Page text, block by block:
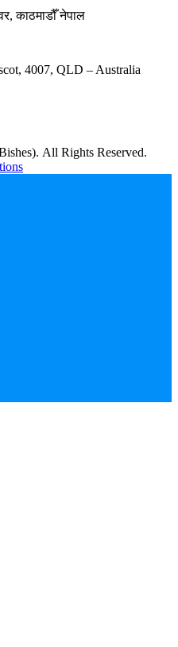
काठमाडौँ नेपाल
4007, QLD – Australia
All Rights Reserved.